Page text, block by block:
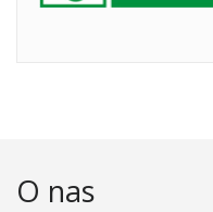
O nas